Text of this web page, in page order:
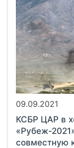
09.09.2021
КСБР ЦАР в
«Рубеж-
совместную